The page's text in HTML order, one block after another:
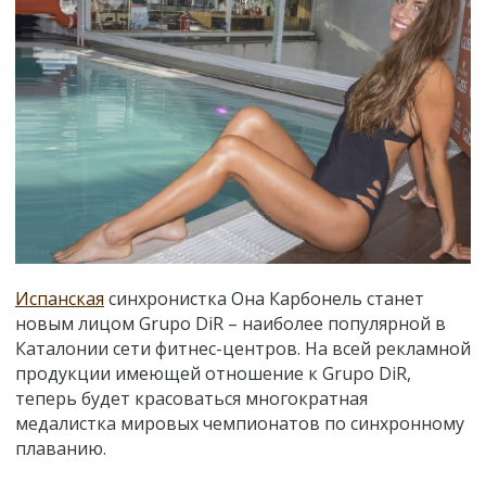
Испанская синхронистка Она Карбонель станет
новым лицом Grupo DiR – наиболее популярной в
Каталонии сети фитнес-центров. На всей рекламной
продукции имеющей отношение к Grupo DiR,
теперь будет красоваться многократная
медалистка мировых чемпионатов по синхронному
плаванию.